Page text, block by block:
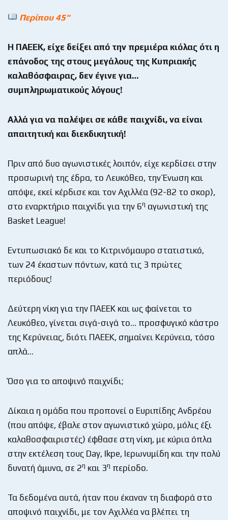
Περίπου 45“
Η ΠΑΕΕΚ, είχε δείξει από την πρεμιέρα κιόλας ότι η
επάνοδος της στους μεγάλους της Κυπριακής
καλαθόσφαιρας, δεν έγινε για…
συμπληρωματικούς λόγους!
Αλλά για να παλέψει σε κάθε παιχνίδι, να είναι
απαιτητική και διεκδικητική!
Πριν από δυο αγωνιστικές λοιπόν, είχε κερδίσει στην
προσωρινή της έδρα, το Λευκόθεο, την Ένωση και
απόψε, εκεί κέρδισε και τον Αχιλλέα (92-82 το σκορ),
στο εναρκτήριο παιχνίδι για την 6η αγωνιστική της
Basket League!
Εντυπωσιακό δε και το Κιτρινόμαυρο στατιστικό,
των 24 έκαστων πόντων, κατά τις 3 πρώτες
περιόδους!
Δεύτερη νίκη για την ΠΑΕΕΚ και ως φαίνεται το
Λευκόθεο, γίνεται σιγά-σιγά το… προσφυγικό κάστρο
της Κερύνειας, διότι ΠΑΕΕΚ, σημαίνει Κερύνεια, τόσο
απλά…
Όσο για το αποψινό παιχνίδι;
Δίκαια η ομάδα που προπονεί ο Ευριπίδης Ανδρέου
(που απόψε, έβαλε στον αγωνιστικό χώρο, μόλις έξι
καλαθοσφαιριστές) έφθασε στη νίκη, με κύρια όπλα
στην εκτέλεση τους Day, Ikpe, Ιερωνυμίδη και την πολύ
δυνατή άμυνα, σε 2η και 3η περίοδο.
Τα δεδομένα αυτά, ήταν που έκαναν τη διαφορά στο
αποψινό παιχνίδι, με τον Αχιλλέα να βλέπει τη